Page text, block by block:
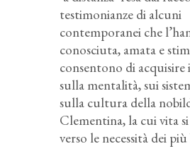
testimonianze di alcuni
contemporanei che
conosciuta, amata e
consentono di
sulla mentalità, sui
sulla cultura della
Clementina, la cui vita
verso le necessità dei